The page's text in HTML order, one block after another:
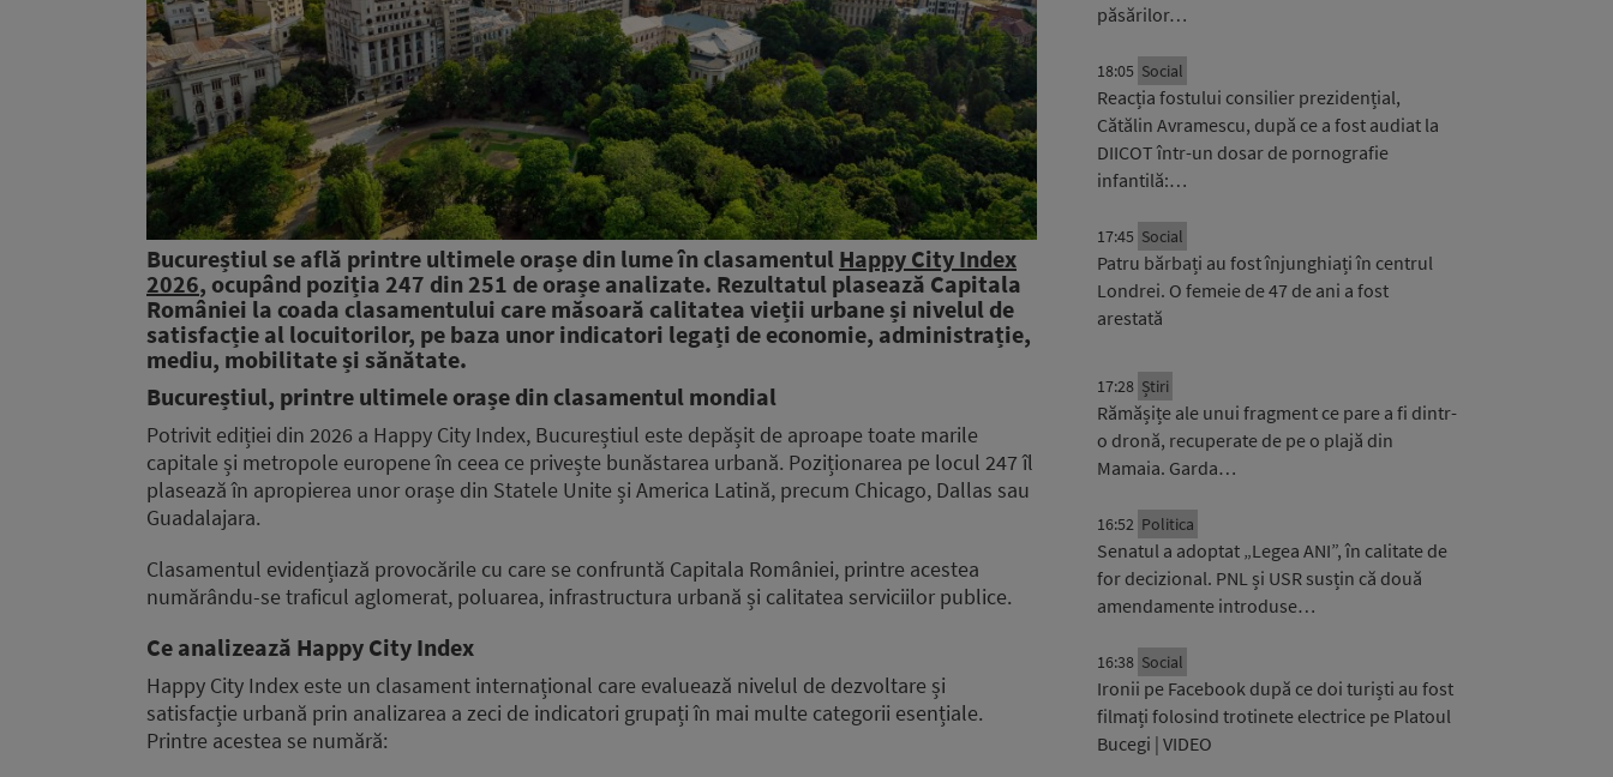
Bucureștiul se află printre ultimele orașe din lume în clasamentul Happy City Index
2026, ocupând poziția 247 din 251 de orașe analizate. Rezultatul plasează Capitala
României la coada clasamentului care măsoară calitatea vieții urbane și nivelul de
satisfacție al locuitorilor, pe baza unor indicatori legați de economie, administrație,
mediu, mobilitate și sănătate.
Bucureștiul, printre ultimele orașe din clasamentul mondial
Potrivit ediției din 2026 a Happy City Index, Bucureștiul este depășit de aproape toate marile
capitale și metropole europene în ceea ce privește bunăstarea urbană. Poziționarea pe locul 247 îl
plasează în apropierea unor orașe din Statele Unite și America Latină, precum Chicago, Dallas sau
Guadalajara.
Clasamentul evidențiază provocările cu care se confruntă Capitala României, printre acestea
numărându-se traficul aglomerat, poluarea, infrastructura urbană și calitatea serviciilor publice.
Ce analizează Happy City Index
Happy City Index este un clasament internațional care evaluează nivelul de dezvoltare și
satisfacție urbană prin analizarea a zeci de indicatori grupați în mai multe categorii esențiale.
Printre acestea se numără:
păsărilor…
18:05 Social
Reacția fostului consilier prezidențial,
Cătălin Avramescu, după ce a fost audiat la
DIICOT într-un dosar de pornografie
infantilă:…
17:45 Social
Patru bărbați au fost înjunghiați în centrul
Londrei. O femeie de 47 de ani a fost
arestată
17:28 Știri
Rămășițe ale unui fragment ce pare a fi dintr-
o dronă, recuperate de pe o plajă din
Mamaia. Garda…
16:52 Politica
Senatul a adoptat „Legea ANI”, în calitate de
for decizional. PNL și USR susțin că două
amendamente introduse…
16:38 Social
Ironii pe Facebook după ce doi turiști au fost
filmați folosind trotinete electrice pe Platoul
Bucegi | VIDEO